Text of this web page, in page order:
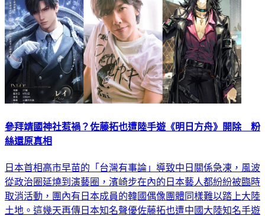
參拜靖國神社惹禍？佐藤拓也遭陸手遊《明日方舟》開除 粉
絲還原真相
日本首相高市早苗的「台灣有事論」導致中日關係急凍，風波
從政治圈延燒到演藝圈，濱崎步在內的日本藝人都紛紛被臨時
取消活動，團內有日本成員的韓國偶像團體同樣難以踏上大陸
土地。這幾天再傳日本知名聲優佐藤拓也遭中國大陸知名手遊